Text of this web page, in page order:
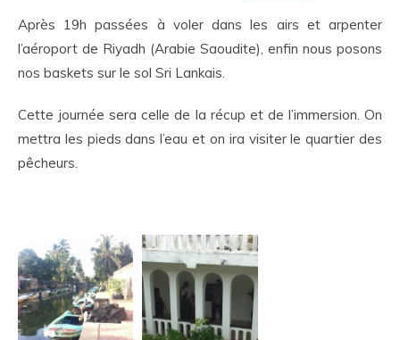
Après 19h passées à voler dans les airs et arpenter
l’aéroport de Riyadh (Arabie Saoudite), enfin nous posons
nos baskets sur le sol Sri Lankais.
Cette journée sera celle de la récup et de l’immersion. On
mettra les pieds dans l’eau et on ira visiter le quartier des
pêcheurs.